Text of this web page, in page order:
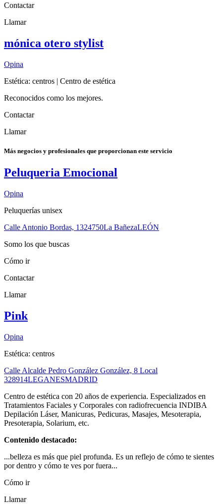
Contactar
Llamar
mónica otero stylist
Opina
Estética: centros | Centro de estética
Reconocidos como los mejores.
Contactar
Llamar
Más negocios y profesionales que proporcionan este servicio
Peluqueria Emocional
Opina
Peluquerías unisex
Calle Antonio Bordas, 1324750La BañezaLEÓN
Somo los que buscas
Cómo ir
Contactar
Llamar
Pink
Opina
Estética: centros
Calle Alcalde Pedro González González, 8 Local
328914LEGANESMADRID
Centro de estética con 20 años de experiencia. Especializados en
Tratamientos Faciales y Corporales con radiofrecuencia INDIBA
Depilación Láser, Manicuras, Pedicuras, Masajes, Mesoterapia,
Presoterapia, Solarium, etc.
Contenido destacado:
...belleza es más que piel profunda. Es un reflejo de cómo te sientes
por dentro y cómo te ves por fuera...
Cómo ir
Llamar